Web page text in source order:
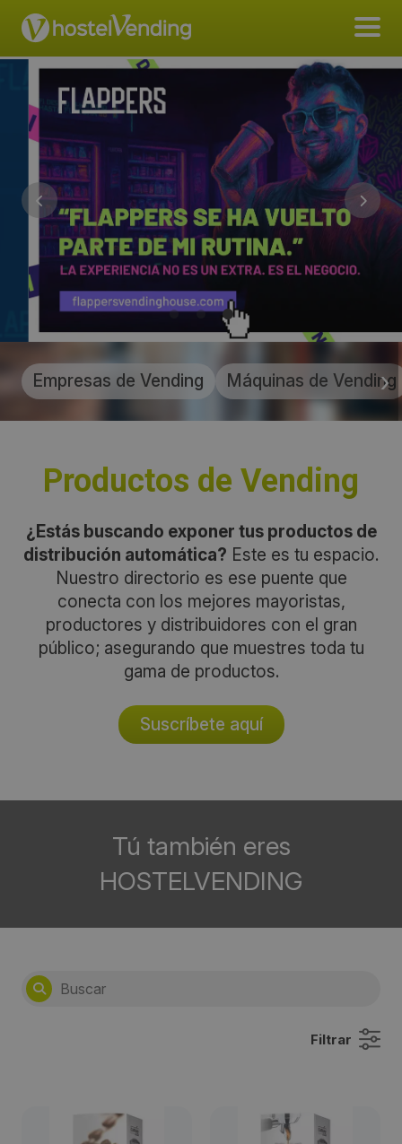
Empresas de Vending Máquinas de Vending
Productos de Vending
¿Estás buscando exponer tus productos de
distribución automática? Este es tu espacio.
Nuestro directorio es ese puente que
conecta con los mejores mayoristas,
productores y distribuidores con el gran
público; asegurando que muestres toda tu
gama de productos.
Suscríbete aquí
Tú también eres
HOSTELVENDING
Filtrar